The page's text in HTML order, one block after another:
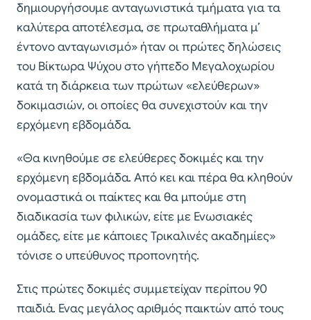
δημιουργήσουμε ανταγωνιστικά τμήματα για τα
καλύτερα αποτέλεσμα, σε πρωταθλήματα μ’
έντονο ανταγωνισμό» ήταν οι πρώτες δηλώσεις
του Βίκτωρα Ψύχου στο γήπεδο Μεγαλοχωρίου
κατά τη διάρκεια των πρώτων «ελεύθερων»
δοκιμασιών, οι οποίες θα συνεχιστούν και την
ερχόμενη εβδομάδα.
«Θα κινηθούμε σε ελεύθερες δοκιμές και την
ερχόμενη εβδομάδα. Από κει και πέρα θα κληθούν
ονομαστικά οι παίκτες και θα μπούμε στη
διαδικασία των φιλικών, είτε με Ενωσιακές
ομάδες, είτε με κάποιες Τρικαλινές ακαδημίες»
τόνισε ο υπεύθυνος προπονητής.
Στις πρώτες δοκιμές συμμετείχαν περίπου 90
παιδιά. Ενας μεγάλος αριθμός παικτών από τους